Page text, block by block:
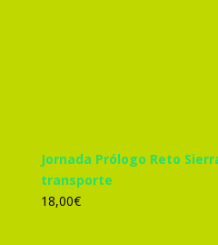
Jornada Prólogo Reto
transporte
18,00€